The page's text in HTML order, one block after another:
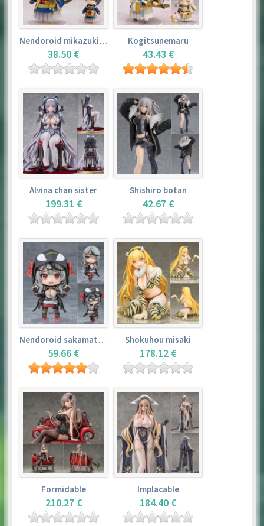
Nendoroid mikazuki munechika
38.50 €
Kogitsunemaru
43.43 €
Alvina chan sister
199.31 €
Shishiro botan
42.67 €
Nendoroid sakamata chloe
59.66 €
Shokuhou misaki
178.12 €
Formidable
210.27 €
Implacable
184.40 €